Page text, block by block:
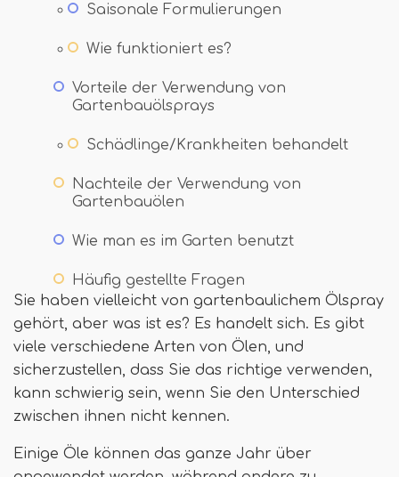
Saisonale Formulierungen
Wie funktioniert es?
Vorteile der Verwendung von
Gartenbauölsprays
Schädlinge/Krankheiten behandelt
Nachteile der Verwendung von
Gartenbauölen
Wie man es im Garten benutzt
Häufig gestellte Fragen
Sie haben vielleicht von gartenbaulichem Ölspray
gehört, aber was ist es? Es handelt sich. Es gibt
viele verschiedene Arten von Ölen, und
sicherzustellen, dass Sie das richtige verwenden,
kann schwierig sein, wenn Sie den Unterschied
zwischen ihnen nicht kennen.
Einige Öle können das ganze Jahr über